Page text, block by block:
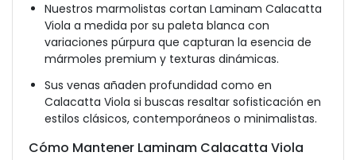
Nuestros marmolistas cortan Laminam Calacatta
Viola a medida por su paleta blanca con
variaciones púrpura que capturan la esencia de
mármoles premium y texturas dinámicas.
Sus venas añaden profundidad como en
Calacatta Viola si buscas resaltar sofisticación en
estilos clásicos, contemporáneos o minimalistas.
Cómo Mantener Laminam Calacatta Viola